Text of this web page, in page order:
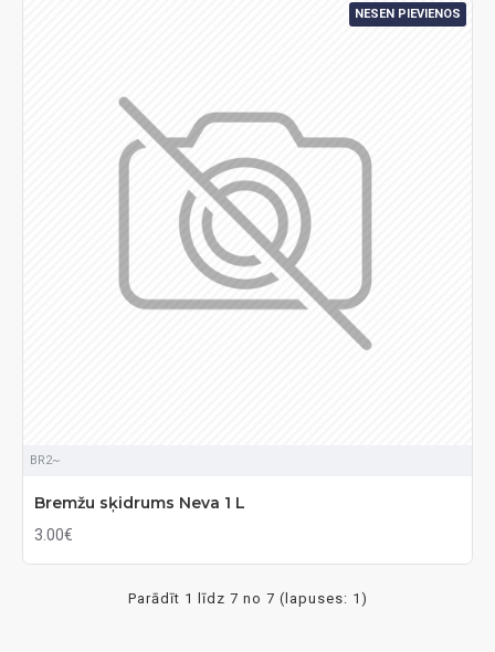
NESEN PIEVIENOS
BR2~
Bremžu sķidrums Neva 1 L
3.00€
Parādīt 1 līdz 7 no 7 (lapuses: 1)